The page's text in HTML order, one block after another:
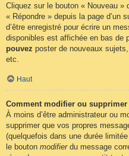
Cliquez sur le bouton « Nouveau »
« Répondre » depuis la page d’un
d’être enregistré pour écrire un
disponibles est affichée en bas de
pouvez poster de nouveaux
etc.
Haut
Comment modifier ou supprimer
À moins d’être administrateur ou
supprimer que vos propres
(quelquefois dans une durée
le bouton modifierdu message